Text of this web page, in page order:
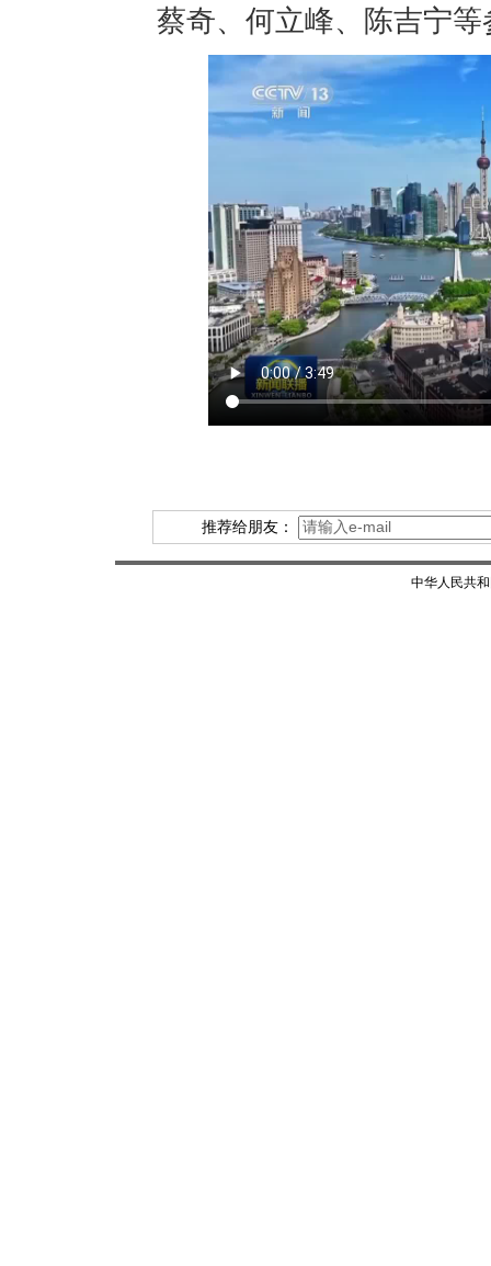
蔡奇、何立峰、陈吉宁
推荐给朋友：
中华人民共